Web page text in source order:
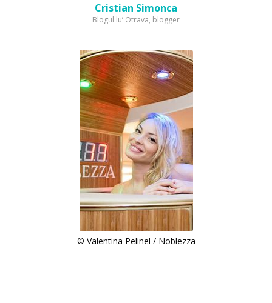
Cristian Simonca
Blogul lu’ Otrava, blogger
© Valentina Pelinel / Noblezza